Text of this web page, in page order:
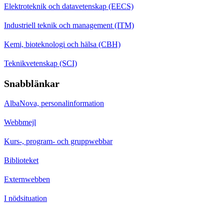
Elektroteknik och datavetenskap (EECS)
Industriell teknik och management (ITM)
Kemi, bioteknologi och hälsa (CBH)
Teknikvetenskap (SCI)
Snabblänkar
AlbaNova, personalinformation
Webbmejl
Kurs-, program- och gruppwebbar
Biblioteket
Externwebben
I nödsituation